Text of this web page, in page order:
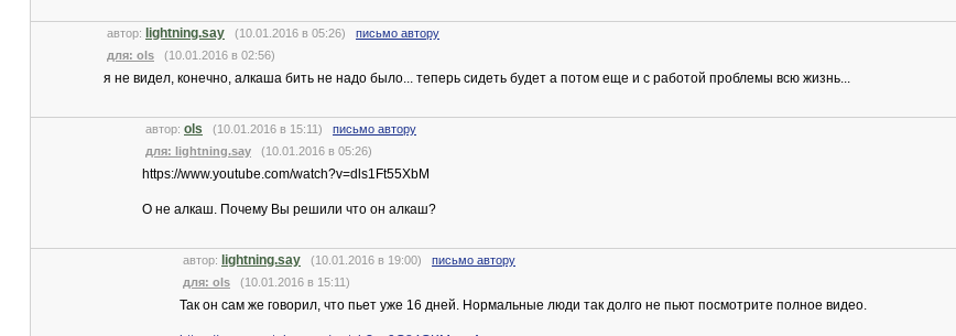
автор: lightning.say (10.01.2016 в 05:26) письмо автору
для: ols (10.01.2016 в 02:56)
я не видел, конечно, алкаша бить не надо было... теперь сидеть будет а потом еще и с работой проблемы всю жизнь...
автор: ols (10.01.2016 в 15:11) письмо автору
для: lightning.say (10.01.2016 в 05:26)
https://www.youtube.com/watch?v=dls1Ft55XbM
О не алкаш. Почему Вы решили что он алкаш?
автор: lightning.say (10.01.2016 в 19:00) письмо автору
для: ols (10.01.2016 в 15:11)
Так он сам же говорил, что пьет уже 16 дней. Нормальные люди так долго не пьют посмотрите полное видео.